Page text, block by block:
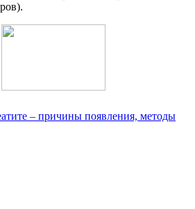
– причины появления, методы